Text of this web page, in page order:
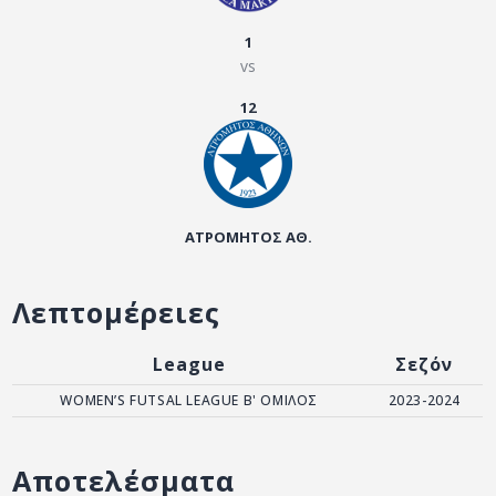
1
vs
12
ΑΤΡΟΜΗΤΟΣ ΑΘ.
Λεπτομέρειες
League Σεζόν
WOMEN’S FUTSAL LEAGUE Β' ΟΜΙΛΟΣ 2023-2024
Αποτελέσματα